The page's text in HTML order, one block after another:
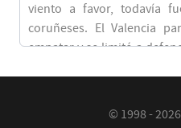
viento a favor, todavía
coruñeses. El Valencia
empatar y se limitó a
© 1998 -